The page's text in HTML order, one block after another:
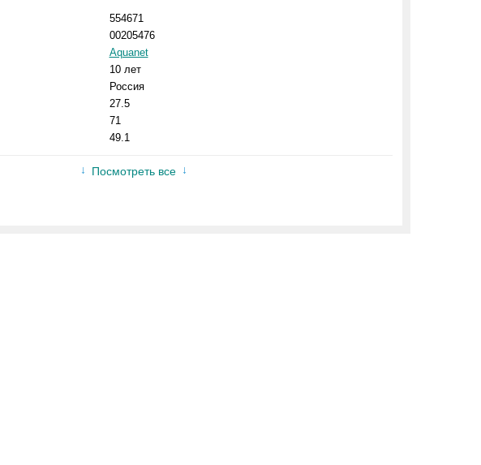
554671
00205476
Aquanet
10 лет
Россия
27.5
71
49.1
Посмотреть все